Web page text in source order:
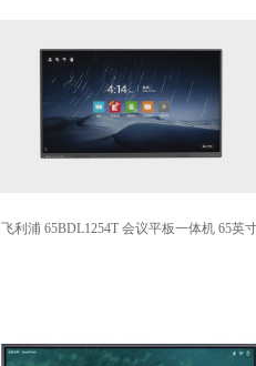
飞利浦 65BDL1254T 会议平板一体机 65英